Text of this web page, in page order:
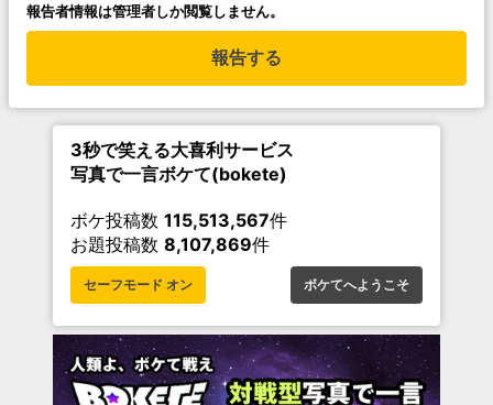
報告者情報は管理者しか閲覧しません。
報告する
3秒で笑える大喜利サービス
写真で一言ボケて(bokete)
ボケ投稿数 115,513,567件
お題投稿数 8,107,869件
セーフモード オン ボケてへようこそ